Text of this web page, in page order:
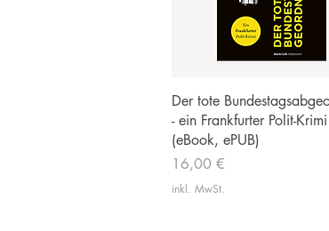
Schnellansicht
Der tote
- ein Frankfurter Polit-Krimi
(eBook, ePUB)
Preis
16,00 €
inkl. MwSt.